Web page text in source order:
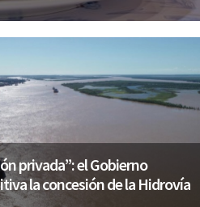
privada”: el Gobierno
la concesión de la Hidrovía